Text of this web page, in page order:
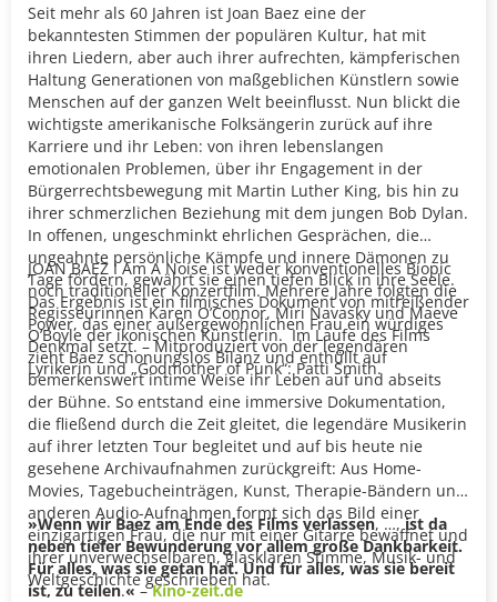
Seit mehr als 60 Jahren ist Joan Baez eine der
bekanntesten Stimmen der populären Kultur, hat mit
ihren Liedern, aber auch ihrer aufrechten, kämpferischen
Haltung Generationen von maßgeblichen Künstlern sowie
Menschen auf der ganzen Welt beeinflusst. Nun blickt die
wichtigste amerikanische Folksängerin zurück auf ihre
Karriere und ihr Leben: von ihren lebenslangen
emotionalen Problemen, über ihr Engagement in der
Bürgerrechtsbewegung mit Martin Luther King, bis hin zu
ihrer schmerzlichen Beziehung mit dem jungen Bob Dylan.
In offenen, ungeschminkt ehrlichen Gesprächen, die
ungeahnte persönliche Kämpfe und innere Dämonen zu
Tage fördern, gewährt sie einen tiefen Blick in ihre Seele.
Das Ergebnis ist ein filmisches Dokument von mitreißender
Power, das einer außergewöhnlichen Frau ein würdiges
Denkmal setzt. – Mitproduziert von der legendären
Lyrikerin und „Godmother of Punk“: Patti Smith.
JOAN BAEZ I Am A Noise ist weder konventionelles Biopic
noch traditioneller Konzertfilm. Mehrere Jahre folgten die
Regisseurinnen Karen O’Connor, Miri Navasky und Maeve
O’Boyle der ikonischen Künstlerin. Im Laufe des Films
zieht Baez schonungslos Bilanz und enthüllt auf
bemerkenswert intime Weise ihr Leben auf und abseits
der Bühne. So entstand eine immersive Dokumentation,
die fließend durch die Zeit gleitet, die legendäre Musikerin
auf ihrer letzten Tour begleitet und auf bis heute nie
gesehene Archivaufnahmen zurückgreift: Aus Home-
Movies, Tagebucheinträgen, Kunst, Therapie-Bändern und
anderen Audio-Aufnahmen formt sich das Bild einer
einzigartigen Frau, die nur mit einer Gitarre bewaffnet und
ihrer unverwechselbaren, glasklaren Stimme, Musik- und
Weltgeschichte geschrieben hat.
»Wenn wir Baez am Ende des Films verlassen, …,ist da
neben tiefer Bewunderung vor allem große Dankbarkeit.
Für alles, was sie getan hat. Und für alles, was sie bereit
ist, zu teilen.«–Kino-zeit.de